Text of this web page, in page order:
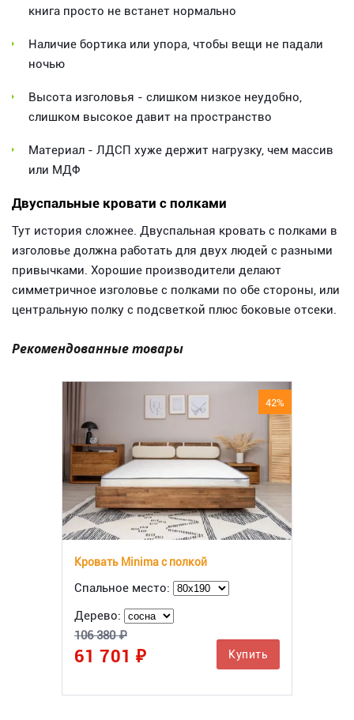
книга просто не встанет нормально
Наличие бортика или упора, чтобы вещи не падали
ночью
Высота изголовья - слишком низкое неудобно,
слишком высокое давит на пространство
Материал - ЛДСП хуже держит нагрузку, чем массив
или МДФ
Двуспальные кровати с полками
Тут история сложнее. Двуспальная кровать с полками в
изголовье должна работать для двух людей с разными
привычками. Хорошие производители делают
симметричное изголовье с полками по обе стороны, или
центральную полку с подсветкой плюс боковые отсеки.
Рекомендованные товары
42%
Кровать Minima с полкой
Спальное место:
Дерево:
106 380 ₽
61 701 ₽ Купить